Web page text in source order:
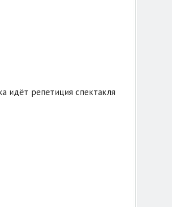
идёт репетиция спектакля